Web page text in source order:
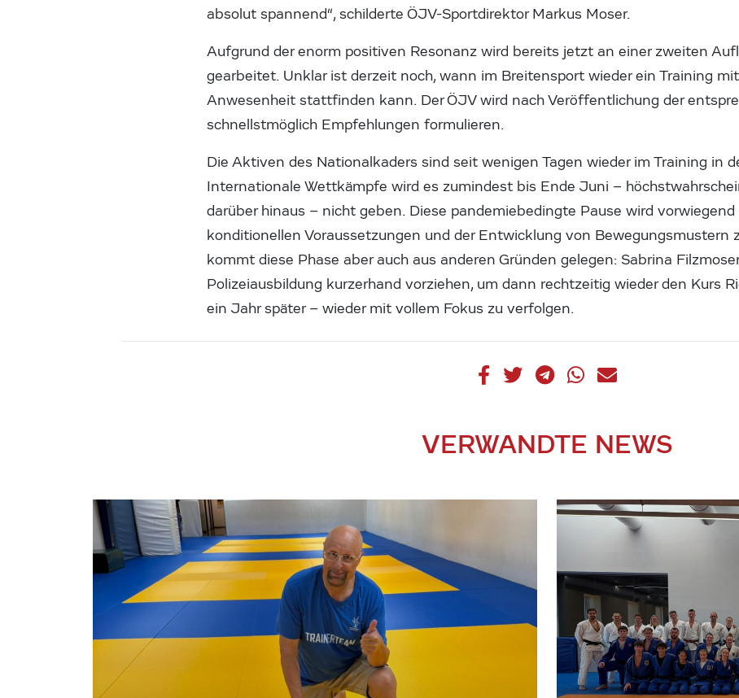
absolut spannend“, schilderte ÖJV-Sportdirektor Markus Moser.
Aufgrund der enorm positiven Resonanz wird bereits jetzt an einer zweiten
gearbeitet. Unklar ist derzeit noch, wann im Breitensport wieder ein Training
Anwesenheit stattfinden kann. Der ÖJV wird nach Veröffentlichung der
schnellstmöglich Empfehlungen formulieren.
Die Aktiven des Nationalkaders sind seit wenigen Tagen wieder im Training in
Internationale Wettkämpfe wird es zumindest bis Ende Juni –
darüber hinaus – nicht geben. Diese pandemiebedingte Pause wird
konditionellen Voraussetzungen und der Entwicklung von Bewegungsmustern
kommt diese Phase aber auch aus anderen Gründen gelegen: Sabrina
Polizeiausbildung kurzerhand vorziehen, um dann rechtzeitig wieder den Kurs
ein Jahr später – wieder mit vollem Fokus zu verfolgen.
VERWANDTE NEWS